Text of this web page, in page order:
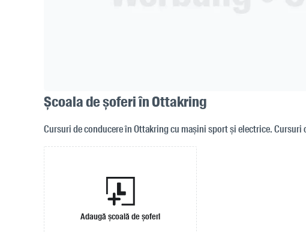
Școala de șoferi în Ottakring
Cursuri de conducere în Ottakring cu mașini sport și electrice.
Adaugă școală de șoferi